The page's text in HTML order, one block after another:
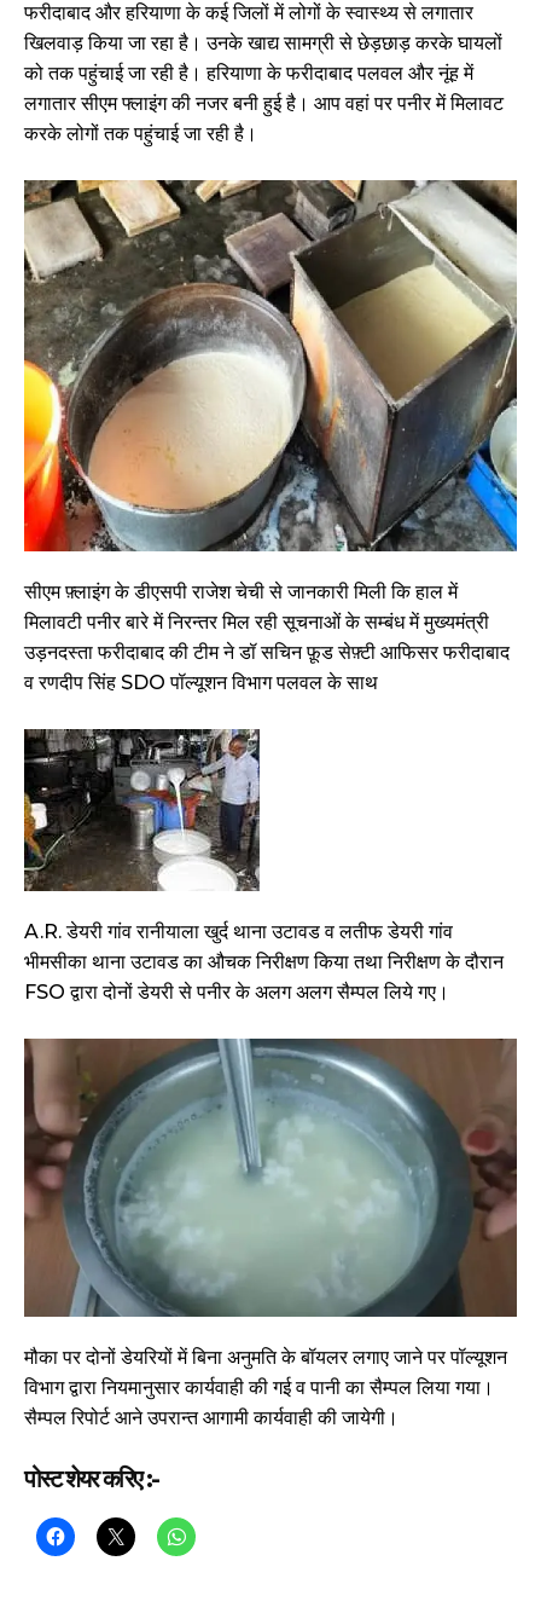
फरीदाबाद और हरियाणा के कई जिलों में लोगों के स्वास्थ्य से लगातार
खिलवाड़ किया जा रहा है। उनके खाद्य सामग्री से छेड़छाड़ करके घायलों
को तक पहुंचाई जा रही है। हरियाणा के फरीदाबाद पलवल और नूंह में
लगातार सीएम फ्लाइंग की नजर बनी हुई है। आप वहां पर पनीर में मिलावट
करके लोगों तक पहुंचाई जा रही है।
सीएम फ़्लाइंग के डीएसपी राजेश चेची से जानकारी मिली कि हाल में
मिलावटी पनीर बारे में निरन्तर मिल रही सूचनाओं के सम्बंध में मुख्यमंत्री
उड़नदस्ता फरीदाबाद की टीम ने डॉ सचिन फ़ूड सेफ़्टी आफिसर फरीदाबाद
व रणदीप सिंह SDO पॉल्यूशन विभाग पलवल के साथ
A.R. डेयरी गांव रानीयाला खुर्द थाना उटावड व लतीफ डेयरी गांव
भीमसीका थाना उटावड का औचक निरीक्षण किया तथा निरीक्षण के दौरान
FSO द्वारा दोनों डेयरी से पनीर के अलग अलग सैम्पल लिये गए।
मौका पर दोनों डेयरियों में बिना अनुमति के बॉयलर लगाए जाने पर पॉल्यूशन
विभाग द्वारा नियमानुसार कार्यवाही की गई व पानी का सैम्पल लिया गया।
सैम्पल रिपोर्ट आने उपरान्त आगामी कार्यवाही की जायेगी।
पोस्ट शेयर करिए :-